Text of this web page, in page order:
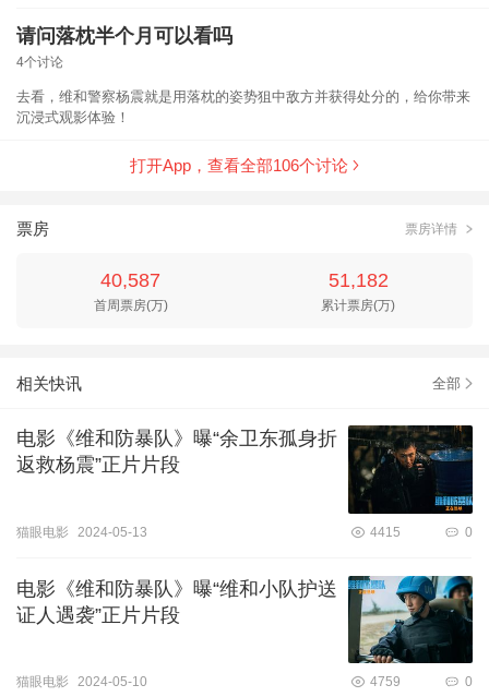
请问落枕半个月可以看吗
4个讨论
去看，维和警察杨震就是用落枕的姿势狙中敌方并获得处分的，给你带来
沉浸式观影体验！
打开App，查看全部106个讨论
票房 票房详情
40,587
首周票房(万)
51,182
累计票房(万)
相关快讯 全部
电影《维和防暴队》曝“余卫东孤身折
返救杨震”正片片段
猫眼电影 2024-05-13 4415 0
电影《维和防暴队》曝“维和小队护送
证人遇袭”正片片段
猫眼电影 2024-05-10 4759 0